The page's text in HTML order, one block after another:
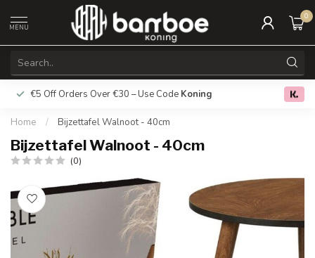
MENU
0
€5 Off Orders Over €30 – Use Code Koning Free
Home / Bijzettafel Walnoot - 40cm
Bijzettafel Walnoot - 40cm
(0)